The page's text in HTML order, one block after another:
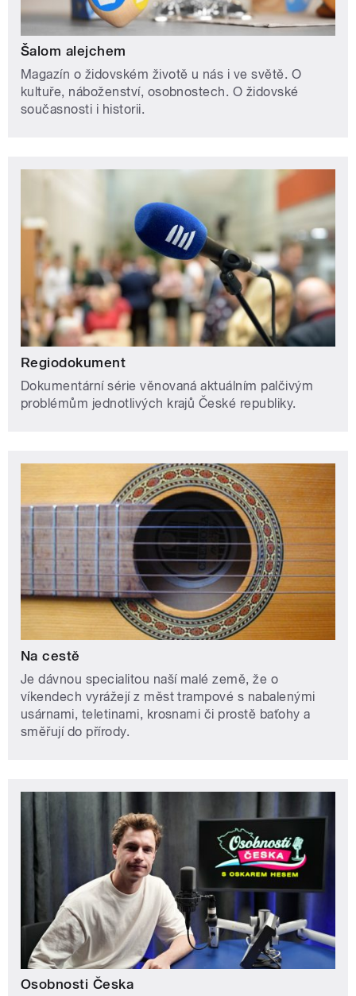
Šalom alejchem
Magazín o židovském životě u nás i ve světě. O
kultuře, náboženství, osobnostech. O židovské
současnosti i historii.
Regiodokument
Dokumentární série věnovaná aktuálním palčivým
problémům jednotlivých krajů České republiky.
Na cestě
Je dávnou specialitou naší malé země, že o
víkendech vyrážejí z měst trampové s nabalenými
usárnami, teletinami, krosnami či prostě baťohy a
směřují do přírody.
Osobnosti Česka